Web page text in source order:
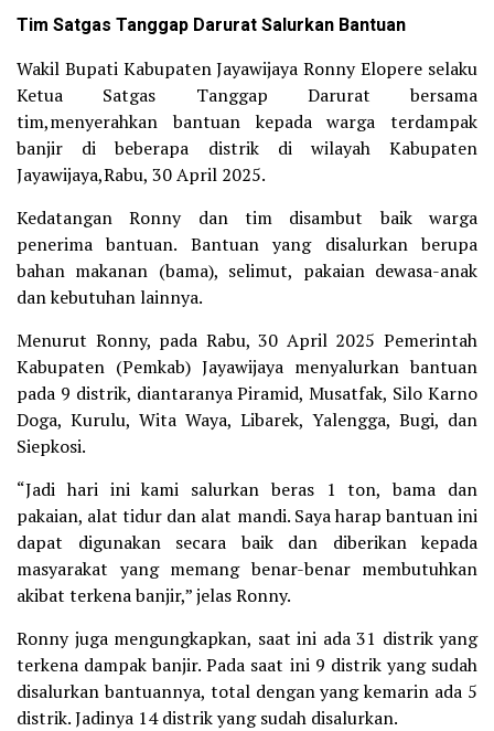
Tim Satgas Tanggap Darurat Salurkan Bantuan
Wakil Bupati Kabupaten Jayawijaya Ronny Elopere selaku
Ketua Satgas Tanggap Darurat bersama
tim,menyerahkan bantuan kepada warga terdampak
banjir di beberapa distrik di wilayah Kabupaten
Jayawijaya,Rabu, 30 April 2025.
Kedatangan Ronny dan tim disambut baik warga
penerima bantuan. Bantuan yang disalurkan berupa
bahan makanan (bama), selimut, pakaian dewasa-anak
dan kebutuhan lainnya.
Menurut Ronny, pada Rabu, 30 April 2025 Pemerintah
Kabupaten (Pemkab) Jayawijaya menyalurkan bantuan
pada 9 distrik, diantaranya Piramid, Musatfak, Silo Karno
Doga, Kurulu, Wita Waya, Libarek, Yalengga, Bugi, dan
Siepkosi.
“Jadi hari ini kami salurkan beras 1 ton, bama dan
pakaian, alat tidur dan alat mandi. Saya harap bantuan ini
dapat digunakan secara baik dan diberikan kepada
masyarakat yang memang benar-benar membutuhkan
akibat terkena banjir,” jelas Ronny.
Ronny juga mengungkapkan, saat ini ada 31 distrik yang
terkena dampak banjir. Pada saat ini 9 distrik yang sudah
disalurkan bantuannya, total dengan yang kemarin ada 5
distrik. Jadinya 14 distrik yang sudah disalurkan.